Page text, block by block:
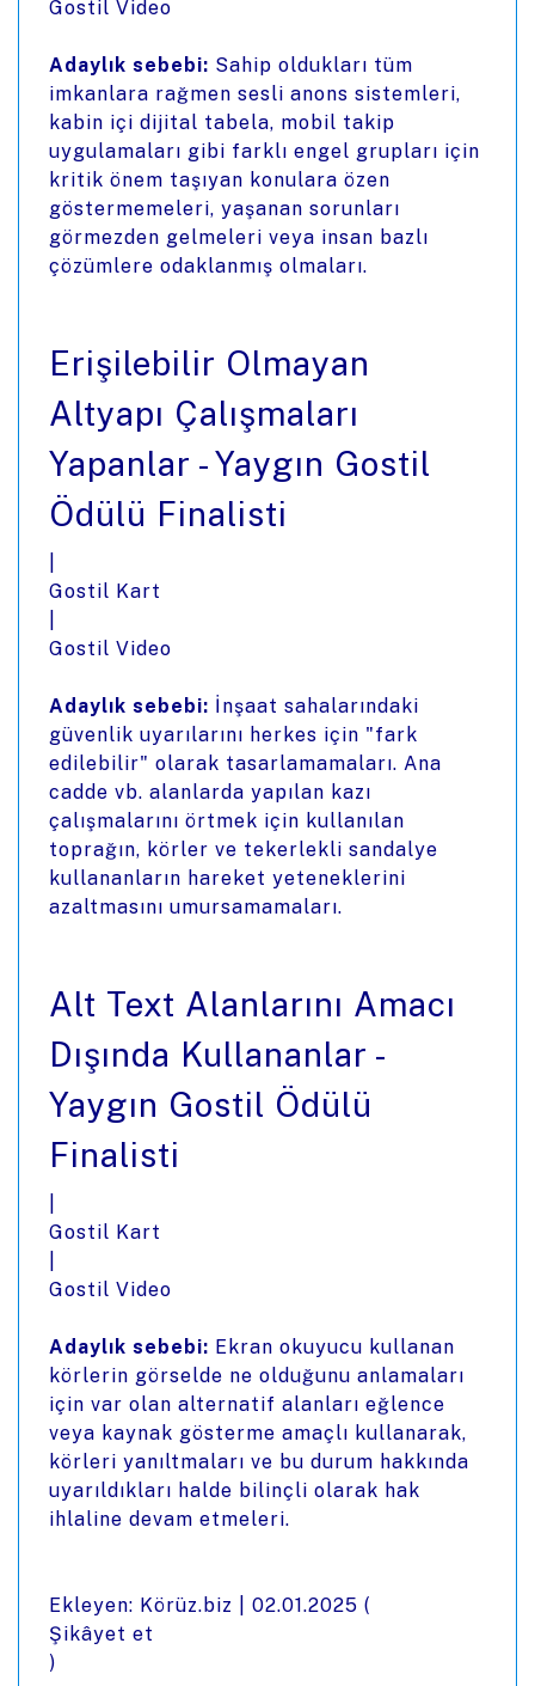
Gostil Video
Adaylık sebebi: Sahip oldukları tüm
imkanlara rağmen sesli anons sistemleri,
kabin içi dijital tabela, mobil takip
uygulamaları gibi farklı engel grupları için
kritik önem taşıyan konulara özen
göstermemeleri, yaşanan sorunları
görmezden gelmeleri veya insan bazlı
çözümlere odaklanmış olmaları.
Erişilebilir Olmayan
Altyapı Çalışmaları
Yapanlar - Yaygın Gostil
Ödülü Finalisti
Gostil Kart
Gostil Video
Adaylık sebebi: İnşaat sahalarındaki
güvenlik uyarılarını herkes için "fark
edilebilir" olarak tasarlamamaları. Ana
cadde vb. alanlarda yapılan kazı
çalışmalarını örtmek için kullanılan
toprağın, körler ve tekerlekli sandalye
kullananların hareket yeteneklerini
azaltmasını umursamamaları.
Alt Text Alanlarını Amacı
Dışında Kullananlar -
Yaygın Gostil Ödülü
Finalisti
Gostil Kart
Gostil Video
Adaylık sebebi: Ekran okuyucu kullanan
körlerin görselde ne olduğunu anlamaları
için var olan alternatif alanları eğlence
veya kaynak gösterme amaçlı kullanarak,
körleri yanıltmaları ve bu durum hakkında
uyarıldıkları halde bilinçli olarak hak
ihlaline devam etmeleri.
Ekleyen: Körüz.biz | 02.01.2025 (
Şikâyet et
)